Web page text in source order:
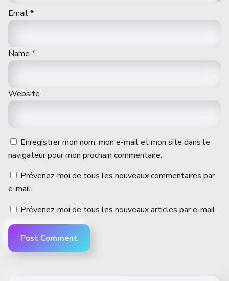
Email*
Name *
Website
Enregistrer mon nom, mon e-mail et mon site dans le
navigateur pour mon prochain commentaire.
Prévenez-moi de tous les nouveaux commentaires par
e-mail.
Prévenez-moi de tous les nouveaux articles par e-mail.